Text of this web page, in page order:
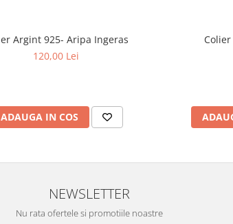
Colier Argint 925- Aripa Ingeras
120,00 Lei
ADAUGA IN COS
NEWSLETTER
Nu rata ofertele si promotiile noastre